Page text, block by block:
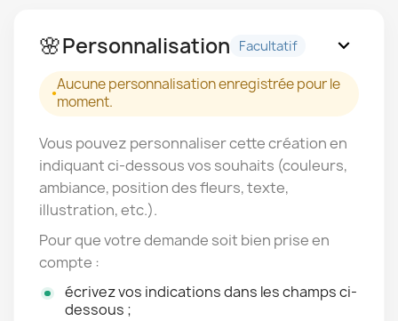
🌸Personnalisation Facultatif expand_more
Aucune personnalisation enregistrée pour le
moment.
Vous pouvez personnaliser cette création en
indiquant ci-dessous vos souhaits (couleurs,
ambiance, position des fleurs, texte,
illustration, etc.).
Pour que votre demande soit bien prise en
compte :
écrivez vos indications dans les champs ci-
dessous ;